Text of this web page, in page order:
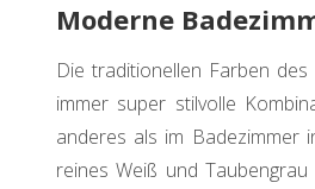
Moderne
Die traditionellen Farben
immer super stilvolle
anderes als im Badezimmer
reines Weiß und